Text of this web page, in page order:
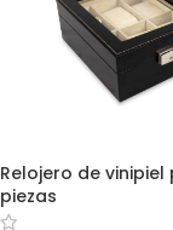
Relojero de vinipiel
piezas